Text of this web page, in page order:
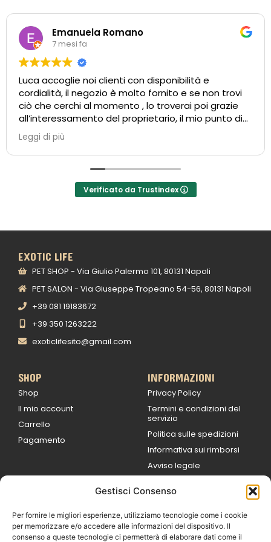
Gestisci Consenso
Per fornire le migliori esperienze, utilizziamo tecnologie come i cookie
per memorizzare e/o accedere alle informazioni del dispositivo. Il
consenso a queste tecnologie ci permetterà di elaborare dati come il
Emanuela Romano
7 mesi fa
Luca accoglie noi clienti con disponibilità e
cordialità, il negozio è molto fornito e se non trovi
ciò che cerchi al momento , lo troverai poi grazie
all’interessamento del proprietario, il mio punto di
riferimento per il mio Simba, consigliatissimo
Leggi di più
Verificato da Trustindex
EXOTIC LIFE
PET SHOP - Via Giulio Palermo 101, 80131 Napoli
PET SALON - Via Giuseppe Tropeano 54-56, 80131 Napoli
+39 081 19183672
+39 350 1263222
exoticlifesito@gmail.com
SHOP
Shop
Il mio account
Carrello
Pagamento
INFORMAZIONI
Privacy Policy
Termini e condizioni del
servizio
Politica sulle spedizioni
Informativa sui rimborsi
Avviso legale
9:00
Sabato 09:00 /
14:00